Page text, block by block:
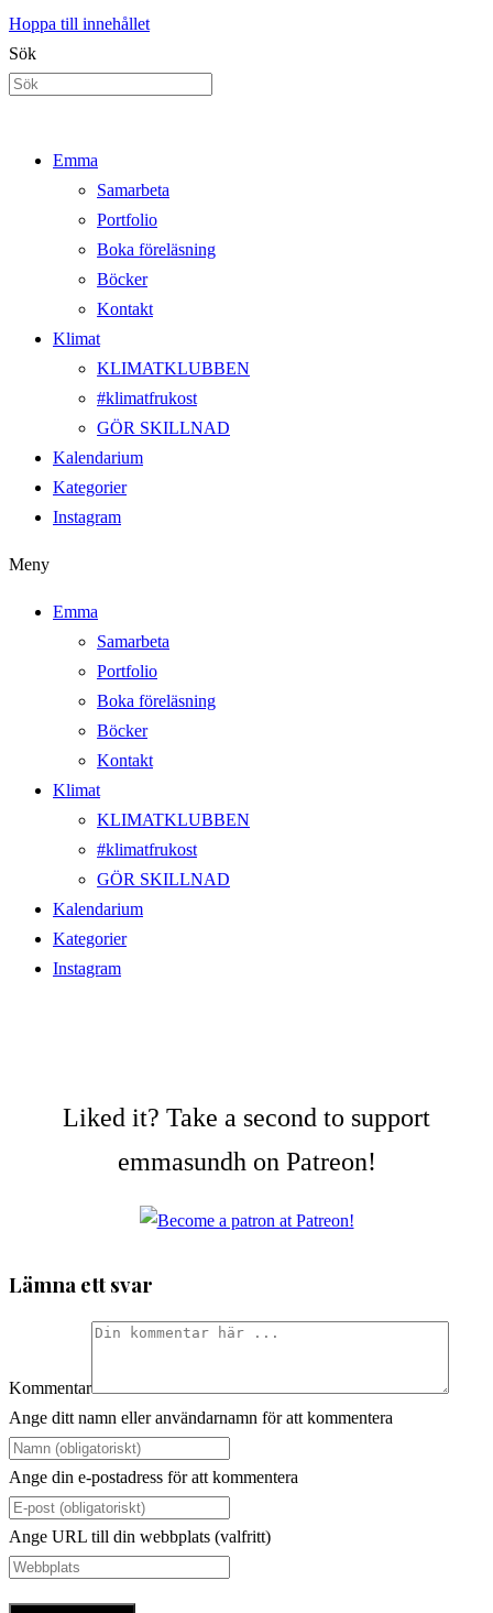
Hoppa till innehållet
Sök
Emma
Samarbeta
Portfolio
Boka föreläsning
Böcker
Kontakt
Klimat
KLIMATKLUBBEN
#klimatfrukost
GÖR SKILLNAD
Kalendarium
Kategorier
Instagram
Meny
Emma
Samarbeta
Portfolio
Boka föreläsning
Böcker
Kontakt
Klimat
KLIMATKLUBBEN
#klimatfrukost
GÖR SKILLNAD
Kalendarium
Kategorier
Instagram
Liked it? Take a second to support
emmasundh on Patreon!
Lämna ett svar
Kommentar
Ange ditt namn eller användarnamn för att kommentera
Ange din e-postadress för att kommentera
Ange URL till din webbplats (valfritt)